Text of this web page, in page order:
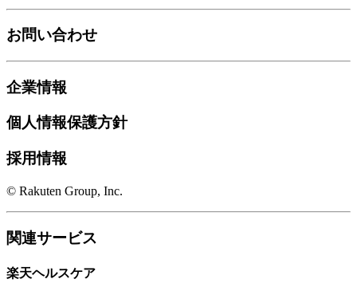
お問い合わせ
企業情報
個人情報保護方針
採用情報
© Rakuten Group, Inc.
関連サービス
楽天ヘルスケア